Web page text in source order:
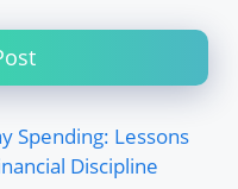
Spending: Lessons
Discipline